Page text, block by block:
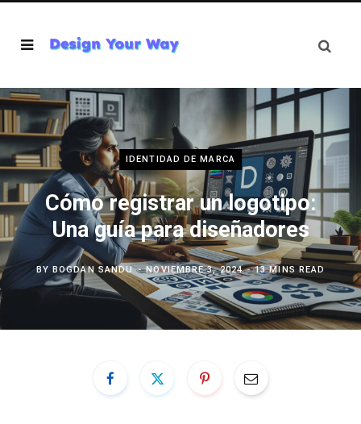
IDENTIDAD DE MARCA
Cómo registrar un logotipo:
Una guía para diseñadores
BYBOGDAN SANDU NOVIEMBRE 3, 2024 13 MINS READ